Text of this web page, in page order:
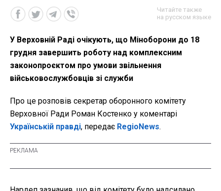
Читайте также
на русском языке
У Верховній Раді очікують, що Міноборони до 18
грудня завершить роботу над комплексним
законопроєктом про умови звільнення
військовослужбовців зі служби
Про це розповів секретар оборонного комітету
Верховної Ради Роман Костенко у коментарі
Українській правді, передає RegioNews.